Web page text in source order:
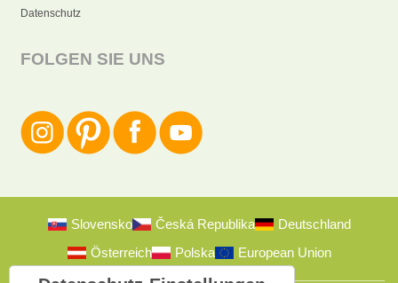
Datenschutz
FOLGEN SIE UNS
Slovensko Česká Republika
Deutschland
Österreich
Polska European Union